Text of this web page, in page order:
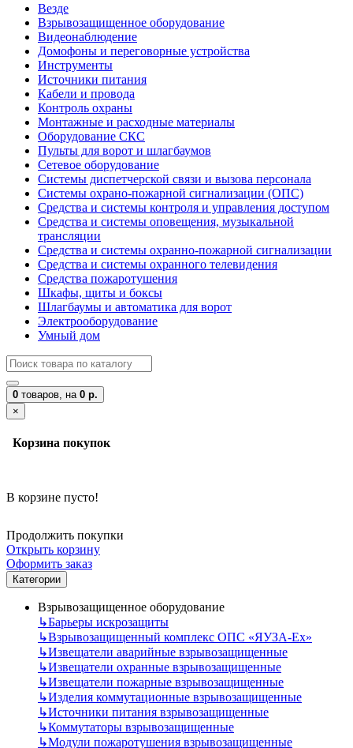
Везде
Взрывозащищенное оборудование
Видеонаблюдение
Домофоны и переговорные устройства
Инструменты
Источники питания
Кабели и провода
Контроль охраны
Монтажные и расходные материалы
Оборудование СКС
Пульты для ворот и шлагбаумов
Сетевое оборудование
Системы диспетчерской связи и вызова персонала
Системы охрано-пожарной сигнализации (ОПС)
Средства и системы контроля и управления доступом
Средства и системы оповещения, музыкальной
трансляции
Средства и системы охранно-пожарной сигнализации
Средства и системы охранного телевидения
Средства пожаротушения
Шкафы, щиты и боксы
Шлагбаумы и автоматика для ворот
Электрооборудование
Умный дом
0 товаров, на 0 р.
×
Корзина покупок
В корзине пусто!
Продолжить покупки
Открыть корзину
Оформить заказ
Категории
Взрывозащищенное оборудование
↳Барьеры искрозащиты
↳Взрывозащищенный комплекс ОПС «ЯУЗА-Ех»
↳Извещатели аварийные взрывозащищенные
↳Извещатели охранные взрывозащищенные
↳Извещатели пожарные взрывозащищенные
↳Изделия коммутационные взрывозащищенные
↳Источники питания взрывозащищенные
↳Коммутаторы взрывозащищенные
↳Модули пожаротушения взрывозащищенные